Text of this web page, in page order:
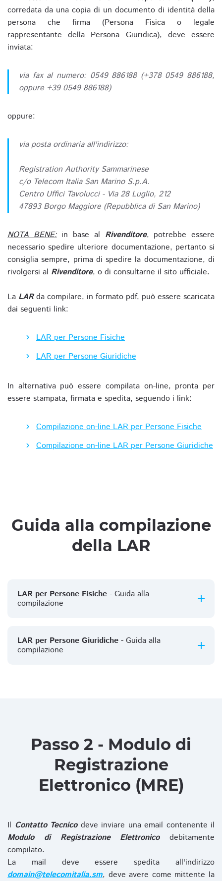
corredata da una copia di un documento di identità della
persona che firma (Persona Fisica o legale
rappresentante della Persona Giuridica), deve essere
inviata:
via fax al numero: 0549 886188 (+378 0549 886188,
oppure +39 0549 886188)
oppure:
via posta ordinaria all'indirizzo:
Registration Authority Sammarinese
c/o Telecom Italia San Marino S.p.A.
Centro Uffici Tavolucci - Via 28 Luglio, 212
47893 Borgo Maggiore (Repubblica di San Marino)
NOTA BENE:in base al Rivenditore, potrebbe essere
necessario spedire ulteriore documentazione, pertanto si
consiglia sempre, prima di spedire la documentazione, di
rivolgersi al Rivenditore, o di consultarne il sito ufficiale.
La LARda compilare, in formato pdf, può essere scaricata
dai seguenti link:
LAR per Persone Fisiche
LAR per Persone Giuridiche
In alternativa può essere compilata on-line, pronta per
essere stampata, firmata e spedita, seguendo i link:
Compilazione on-line LAR per Persone Fisiche
Compilazione on-line LAR per Persone Giuridiche
Guida alla compilazione
della LAR
LAR per Persone Fisiche - Guida alla
compilazione
LAR per Persone Giuridiche - Guida alla
compilazione
Passo 2 - Modulo di
Registrazione
Elettronico (MRE)
Il Contatto Tecnicodeve inviare una email contenente il
Modulo di Registrazione Elettronicodebitamente
compilato.
La mail deve essere spedita all'indirizzo
domain@telecomitalia.sm, deve avere come mittente la